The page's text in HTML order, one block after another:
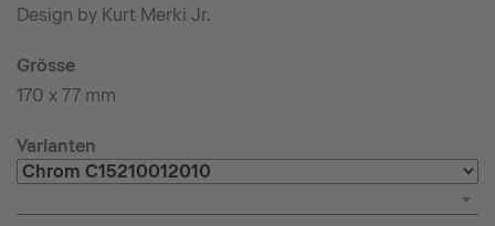
Design by Kurt Merki Jr.
Grösse
170 x 77 mm
Varianten